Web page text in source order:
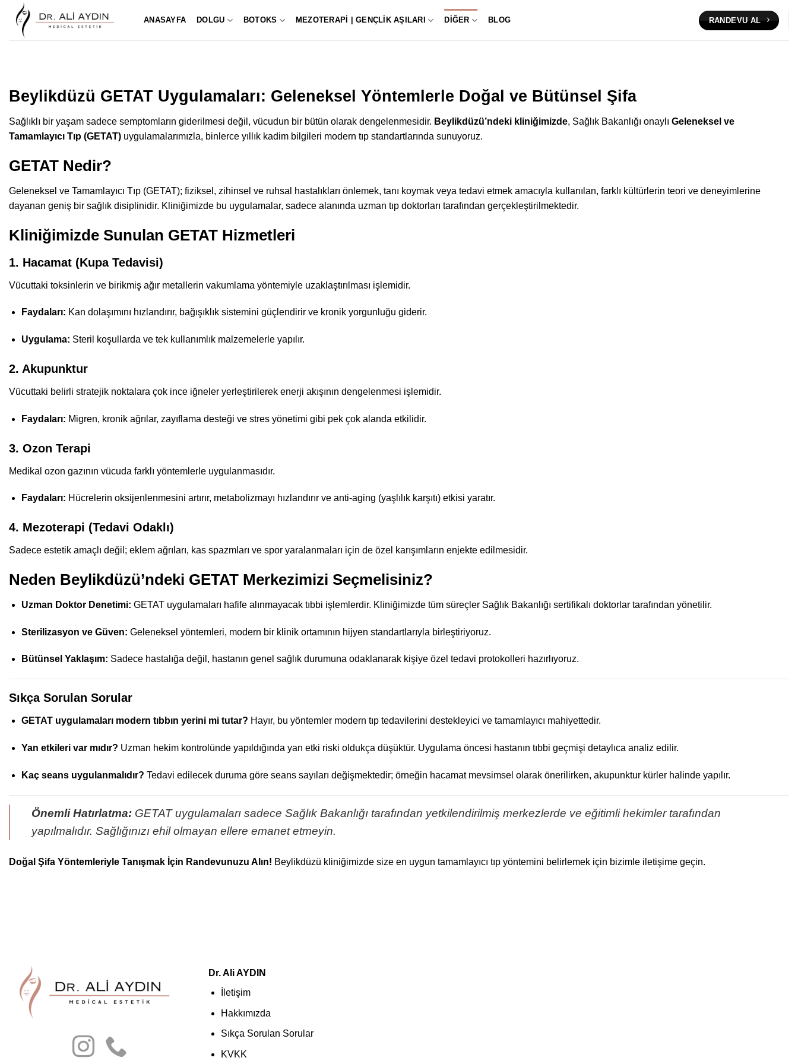
İçeriğe
ANASAYFA DOLGU BOTOKS MEZOTERAPI | GENÇLIK AŞILARI DIĞER BLOG RANDEVU AL
Beylikdüzü GETAT Uygulamaları: Geleneksel Yöntemlerle Doğal ve Bütünsel Şifa
Sağlıklı bir yaşam sadece semptomların giderilmesi değil, vücudun bir bütün olarak dengelenmesidir. Beylikdüzü’ndeki kliniğimizde, Sağlık Bakanlığı onaylı Geleneksel ve
Tamamlayıcı Tıp (GETAT) uygulamalarımızla, binlerce yıllık kadim bilgileri modern tıp standartlarında sunuyoruz.
GETAT Nedir?
Geleneksel ve Tamamlayıcı Tıp (GETAT); fiziksel, zihinsel ve ruhsal hastalıkları önlemek, tanı koymak veya tedavi etmek amacıyla kullanılan, farklı kültürlerin teori ve deneyimlerine
dayanan geniş bir sağlık disiplinidir. Kliniğimizde bu uygulamalar, sadece alanında uzman tıp doktorları tarafından gerçekleştirilmektedir.
Kliniğimizde Sunulan GETAT Hizmetleri
1. Hacamat (Kupa Tedavisi)
Vücuttaki toksinlerin ve birikmiş ağır metallerin vakumlama yöntemiyle uzaklaştırılması işlemidir.
Faydaları: Kan dolaşımını hızlandırır, bağışıklık sistemini güçlendirir ve kronik yorgunluğu giderir.
Uygulama: Steril koşullarda ve tek kullanımlık malzemelerle yapılır.
2. Akupunktur
Vücuttaki belirli stratejik noktalara çok ince iğneler yerleştirilerek enerji akışının dengelenmesi işlemidir.
Faydaları: Migren, kronik ağrılar, zayıflama desteği ve stres yönetimi gibi pek çok alanda etkilidir.
3. Ozon Terapi
Medikal ozon gazının vücuda farklı yöntemlerle uygulanmasıdır.
Faydaları: Hücrelerin oksijenlenmesini artırır, metabolizmayı hızlandırır ve anti-aging (yaşlılık karşıtı) etkisi yaratır.
4. Mezoterapi (Tedavi Odaklı)
Sadece estetik amaçlı değil; eklem ağrıları, kas spazmları ve spor yaralanmaları için de özel karışımların enjekte edilmesidir.
Neden Beylikdüzü’ndeki GETAT Merkezimizi Seçmelisiniz?
Uzman Doktor Denetimi: GETAT uygulamaları hafife alınmayacak tıbbi işlemlerdir. Kliniğimizde tüm süreçler Sağlık Bakanlığı sertifikalı doktorlar tarafından yönetilir.
Sterilizasyon ve Güven: Geleneksel yöntemleri, modern bir klinik ortamının hijyen standartlarıyla birleştiriyoruz.
Bütünsel Yaklaşım: Sadece hastalığa değil, hastanın genel sağlık durumuna odaklanarak kişiye özel tedavi protokolleri hazırlıyoruz.
Sıkça Sorulan Sorular
GETAT uygulamaları modern tıbbın yerini mi tutar? Hayır, bu yöntemler modern tıp tedavilerini destekleyici ve tamamlayıcı mahiyettedir.
Yan etkileri var mıdır? Uzman hekim kontrolünde yapıldığında yan etki riski oldukça düşüktür. Uygulama öncesi hastanın tıbbi geçmişi detaylıca analiz edilir.
Kaç seans uygulanmalıdır? Tedavi edilecek duruma göre seans sayıları değişmektedir; örneğin hacamat mevsimsel olarak önerilirken, akupunktur kürler halinde yapılır.
Önemli Hatırlatma: GETAT uygulamaları sadece Sağlık Bakanlığı tarafından yetkilendirilmiş merkezlerde ve eğitimli hekimler tarafından
yapılmalıdır. Sağlığınızı ehil olmayan ellere emanet etmeyin.
Doğal Şifa Yöntemleriyle Tanışmak İçin Randevunuzu Alın! Beylikdüzü kliniğimizde size en uygun tamamlayıcı tıp yöntemini belirlemek için bizimle iletişime geçin.
Dr. Ali AYDIN
İletişim
Hakkımızda
Sıkça Sorulan Sorular
KVKK